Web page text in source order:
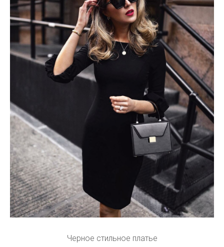
Черное стильное платье